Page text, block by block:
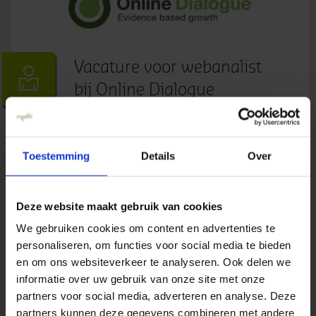
Toestemming Details Over
Deze website maakt gebruik van cookies
We gebruiken cookies om content en advertenties te
personaliseren, om functies voor social media te bieden
en om ons websiteverkeer te analyseren. Ook delen we
informatie over uw gebruik van onze site met onze
partners voor social media, adverteren en analyse. Deze
partners kunnen deze gegevens combineren met andere
Vacature voor webanalist
bij Online Dialogue
Ervaren webanalist - 40 uur - Utrecht Ben jij in
bezoekers en presenteer je dit graag? Kom dan
samen met de andere analisten bij Online
Dialogue en je...
» Lees meer van 'Vacature voor webanalist bij
Online Dialogue'